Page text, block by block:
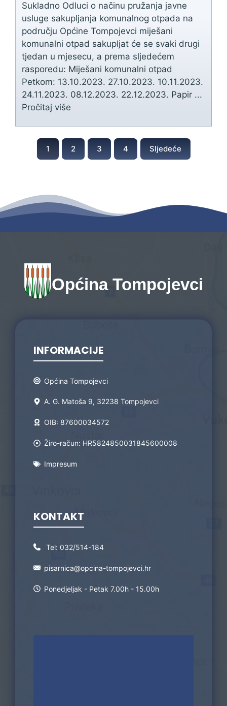
Sukladno Odluci o načinu pružanja javne
usluge sakupljanja komunalnog otpada na
području Općine Tompojevci miješani
komunalni otpad sakupljat će se svaki drugi
tjedan u mjesecu, a prema sljedećem
rasporedu: Miješani komunalni otpad
Petkom: 13.10.2023. 27.10.2023. 10.11.2023.
24.11.2023. 08.12.2023. 22.12.2023. Papir ...
Pročitaj više
1 2 3 4 Sljedeće
Općina Tompojevci
INFORMACIJE
Općina Tompojevci
A. G. Matoša 9, 32238 Tompojevci
OIB: 87600034572
Žiro-račun: HR5824850031845600008
Impresum
KONTAKT
Tel: 032/514-184
pisarnica@opcina-tompojevci.hr
Ponedjeljak - Petak 7.00h - 15.00h